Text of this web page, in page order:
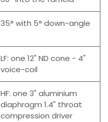
35° with 5° down-angle
LF: one 12" ND cone - 4"
voice-coil
HF: one 3" aluminium
diaphragm 1.4" throat
compression driver